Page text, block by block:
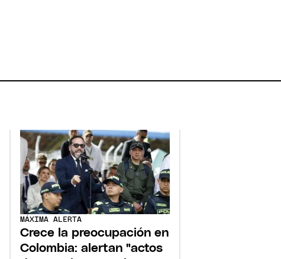
MÁXIMA ALERTA
Crece la preocupación en
Colombia: alertan "actos